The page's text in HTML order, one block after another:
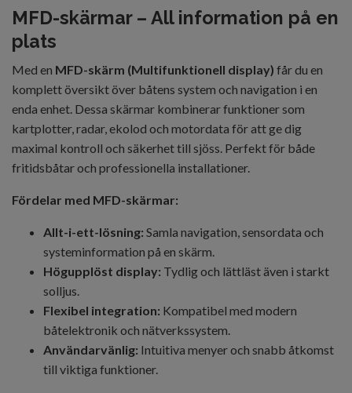
MFD-skärmar – All information på en
plats
Med en MFD-skärm (Multifunktionell display) får du en
komplett översikt över båtens system och navigation i en
enda enhet. Dessa skärmar kombinerar funktioner som
kartplotter, radar, ekolod och motordata för att ge dig
maximal kontroll och säkerhet till sjöss. Perfekt för både
fritidsbåtar och professionella installationer.
Fördelar med MFD-skärmar:
Allt-i-ett-lösning: Samla navigation, sensordata och
systeminformation på en skärm.
Högupplöst display: Tydlig och lättläst även i starkt
solljus.
Flexibel integration: Kompatibel med modern
båtelektronik och nätverkssystem.
Användarvänlig: Intuitiva menyer och snabb åtkomst
till viktiga funktioner.